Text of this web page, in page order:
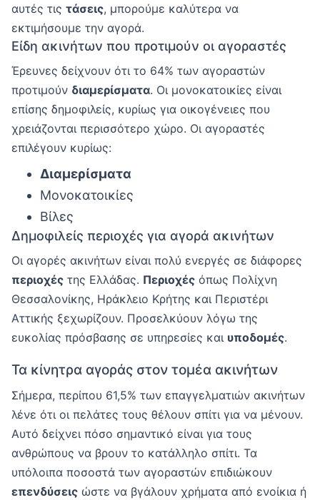
αυτές τις τάσεις, μπορούμε καλύτερα να
εκτιμήσουμε την αγορά.
Είδη ακινήτων που προτιμούν οι αγοραστές
Έρευνες δείχνουν ότι το 64% των αγοραστών
προτιμούν διαμερίσματα. Οι μονοκατοικίες είναι
επίσης δημοφιλείς, κυρίως για οικογένειες που
χρειάζονται περισσότερο χώρο. Οι αγοραστές
επιλέγουν κυρίως:
Διαμερίσματα
Μονοκατοικίες
Βίλες
Δημοφιλείς περιοχές για αγορά ακινήτων
Οι αγορές ακινήτων είναι πολύ ενεργές σε διάφορες
περιοχές της Ελλάδας. Περιοχές όπως Πολίχνη
Θεσσαλονίκης, Ηράκλειο Κρήτης και Περιστέρι
Αττικής ξεχωρίζουν. Προσελκύουν λόγω της
ευκολίας πρόσβασης σε υπηρεσίες και υποδομές.
Τα κίνητρα αγοράς στον τομέα ακινήτων
Σήμερα, περίπου 61,5% των επαγγελματιών ακινήτων
λένε ότι οι πελάτες τους θέλουν σπίτι για να μένουν.
Αυτό δείχνει πόσο σημαντικό είναι για τους
ανθρώπους να βρουν το κατάλληλο σπίτι. Τα
υπόλοιπα ποσοστά των αγοραστών επιδιώκουν
επενδύσεις ώστε να βγάλουν χρήματα από ενοίκια ή